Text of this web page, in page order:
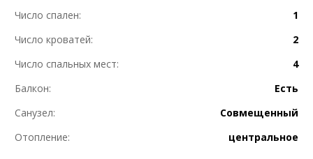
Число спален:
1
Число кроватей:
2
Число спальных мест:
4
Балкон:
Есть
Санузел:
Совмещенный
Отопление:
центральное